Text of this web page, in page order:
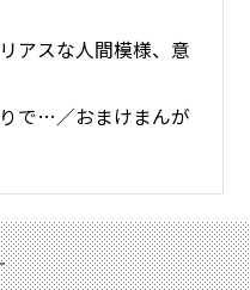
アスな人間模様、意
で…／おまけまんが